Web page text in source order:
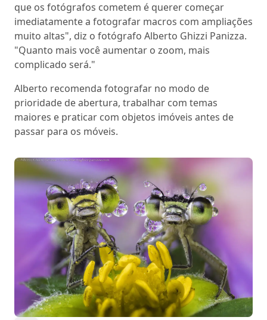
que os fotógrafos cometem é querer começar
imediatamente a fotografar macros com ampliações
muito altas", diz o fotógrafo Alberto Ghizzi Panizza.
"Quanto mais você aumentar o zoom, mais
complicado será."
Alberto recomenda fotografar no modo de
prioridade de abertura, trabalhar com temas
maiores e praticar com objetos imóveis antes de
passar para os móveis.